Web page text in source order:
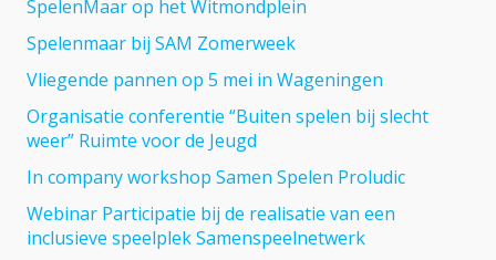
SpelenMaar op het Witmondplein
Spelenmaar bij SAM Zomerweek
Vliegende pannen op 5 mei in Wageningen
Organisatie conferentie “Buiten spelen bij slecht
weer” Ruimte voor de Jeugd
In company workshop Samen Spelen Proludic
Webinar Participatie bij de realisatie van een
inclusieve speelplek Samenspeelnetwerk